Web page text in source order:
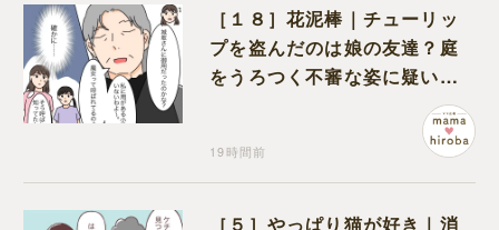
［１８］花泥棒｜チューリッ
プを盗んだのは娘の友達？庭
をうろつく不審な姿に疑いが
19時間前
［５］やっぱり猫が好き｜消